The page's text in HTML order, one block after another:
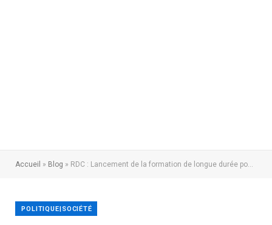
Accueil » Blog » RDC : Lancement de la formation de longue durée pour 700 nouvelles recrues de la PNC à Kasangulu
POLITIQUE|SOCIÉTÉ